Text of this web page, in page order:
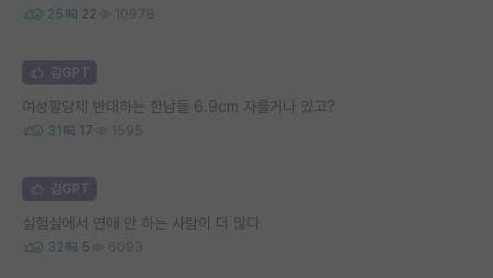
25 22 10978
김GPT
여성할당제 반대하는 한남들 6.9cm 자를거나 있고?
31 17 1595
김GPT
실험실에서 연애 안 하는 사람이 더 많다
32 5 6093